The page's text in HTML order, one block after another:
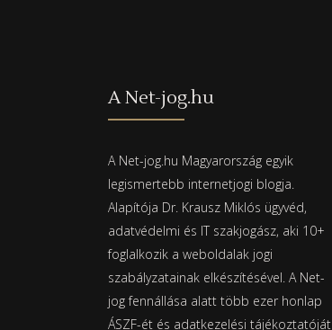
A Net-jog.hu
A Net-jog.hu Magyarország egyik
legismertebb internetjogi blogja.
Alapítója Dr. Krausz Miklós ügyvéd,
adatvédelmi és IT szakjogász, aki 10+
foglalkozik a weboldalak jogi
szabályzatainak elkészítésével. A Net-
jog fennállása alatt több ezer honlap
ÁSZF-ét és adatkezelési tájékoztatóját